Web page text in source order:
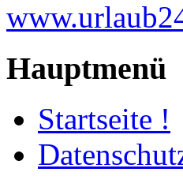
Hauptmenü
Startseite !